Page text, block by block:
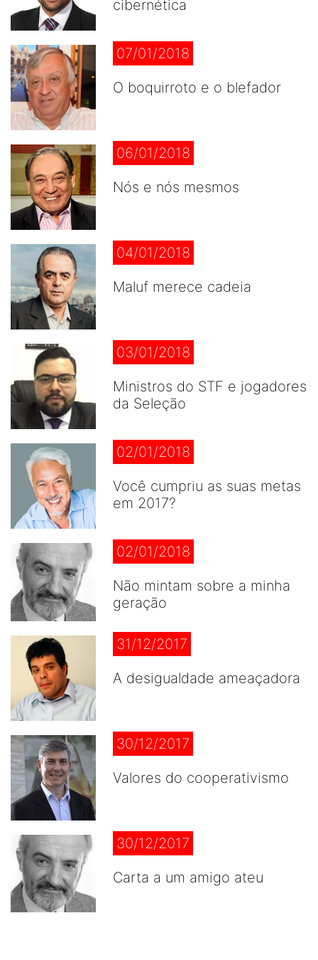
cibernética
07/01/2018
O boquirroto e o blefador
06/01/2018
Nós e nós mesmos
04/01/2018
Maluf merece cadeia
03/01/2018
Ministros do STF e jogadores
da Seleção
02/01/2018
Você cumpriu as suas metas
em 2017?
02/01/2018
Não mintam sobre a minha
geração
31/12/2017
A desigualdade ameaçadora
30/12/2017
Valores do cooperativismo
30/12/2017
Carta a um amigo ateu